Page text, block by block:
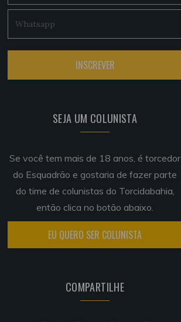
SEJA UM COLUNISTA
Se você tem mais de 18 anos, é torcedor
do Esquadrão e gostaria de fazer parte
do time de colunistas do Torcidabahia,
então clica no botão abaixo.
EU QUERO SER COLUNISTA
COMPARTILHE